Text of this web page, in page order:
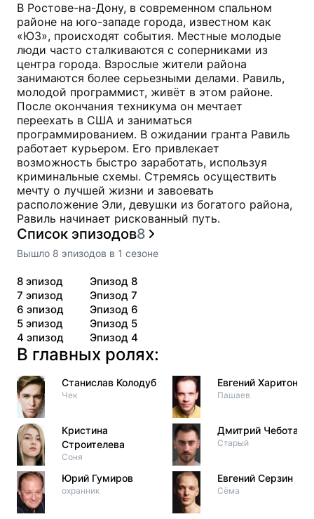
В Ростове-на-Дону, в современном спальном
районе на юго-западе города, известном как
«ЮЗ», происходят события. Местные молодые
люди часто сталкиваются с соперниками из
центра города. Взрослые жители района
занимаются более серьезными делами. Равиль,
молодой программист, живёт в этом районе.
После окончания техникума он мечтает
переехать в США и заниматься
программированием. В ожидании гранта Равиль
работает курьером. Его привлекает
возможность быстро заработать, используя
криминальные схемы. Стремясь осуществить
мечту о лучшей жизни и завоевать
расположение Эли, девушки из богатого района,
Равиль начинает рискованный путь.
Список эпизодов8
Вышло 8 эпизодов в 1 сезоне
8 эпизод
Эпизод 8
7 эпизод
Эпизод 7
6 эпизод
Эпизод 6
5 эпизод
Эпизод 5
4 эпизод Эпизод 4
В главных ролях:
Станислав Колодуб
Чек
Кристина
Строителева
Соня
Юрий Гумиров
охранник
Евгений Харитонов
Пашаев
Дмитрий
Старый
Евгений Серзин
Сёма